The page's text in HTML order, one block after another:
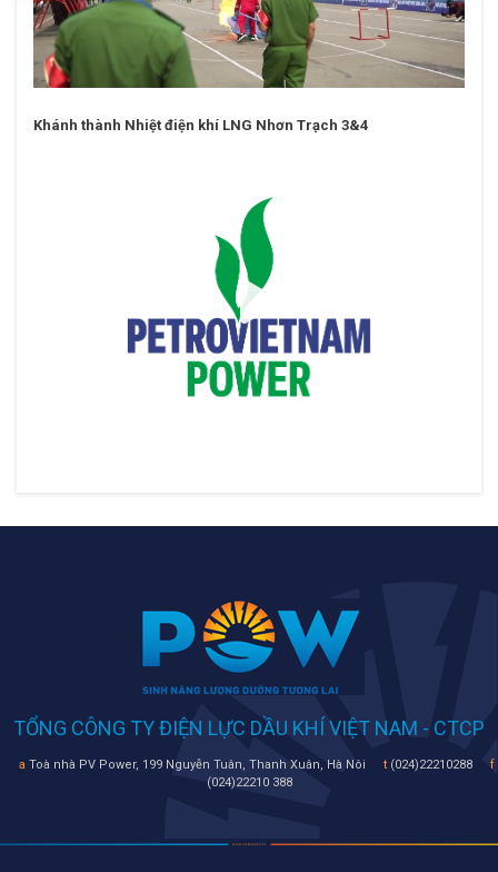
Khánh thành Nhiệt điện khí LNG Nhơn Trạch 3&4
TỔNG CÔNG TY ĐIỆN LỰC DẦU KHÍ VIỆT NAM - CTCP
a Toà nhà PV Power, 199 Nguyễn Tuân, Thanh Xuân, Hà Nôi t(024)22210288
f
(024)22210 388